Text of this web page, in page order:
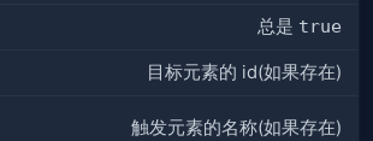
总是 true
目标元素的 id(如果存在)
触发元素的名称(如果存在)